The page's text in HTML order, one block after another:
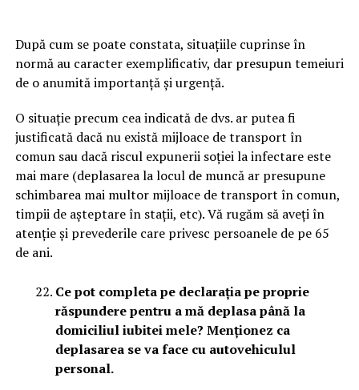
După cum se poate constata, situațiile cuprinse în
normă au caracter exemplificativ, dar presupun temeiuri
de o anumită importanță și urgență.
O situație precum cea indicată de dvs. ar putea fi
justificată dacă nu există mijloace de transport în
comun sau dacă riscul expunerii soției la infectare este
mai mare (deplasarea la locul de muncă ar presupune
schimbarea mai multor mijloace de transport în comun,
timpii de așteptare în stații, etc). Vă rugăm să aveți în
atenție și prevederile care privesc persoanele de pe 65
de ani.
Ce pot completa pe declarația pe proprie
răspundere pentru a mă deplasa până la
domiciliul iubitei mele? Menționez ca
deplasarea se va face cu autovehiculul
personal.